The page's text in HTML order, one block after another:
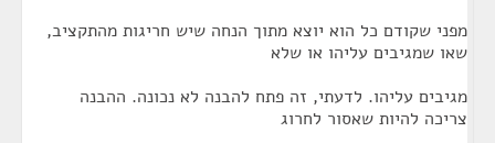
מפני שקודם כל הוא יוצא מתוך הנחה שיש חריגות מהתקציב,
שאו שמגיבים עליהו או שלא
מגיבים עליהו. לדעתי, זה פתח להבנה לא נכונה. ההבנה
צריכה להיות שאסור לחרוג